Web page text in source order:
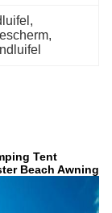
Tent
Beach Awning